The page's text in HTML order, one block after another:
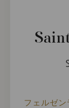
フェルゼ